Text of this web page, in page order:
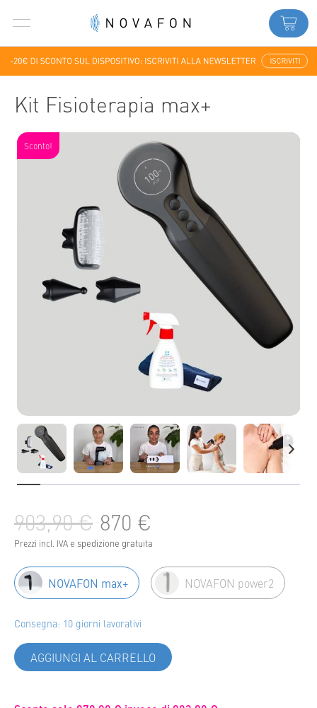
Kit Fisioterapia max+
Sconto!
870 €
903,90 €
Prezzi incl. IVA e spedizione gratuita
Consegna: 10 giorni lavorativi
NOVAFON max+ NOVAFON power2
AGGIUNGI AL CARRELLO